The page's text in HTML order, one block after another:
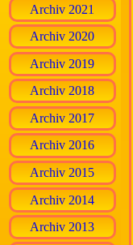
Archiv 2021
Archiv 2020
Archiv 2019
Archiv 2018
Archiv 2017
Archiv 2016
Archiv 2015
Archiv 2014
Archiv 2013